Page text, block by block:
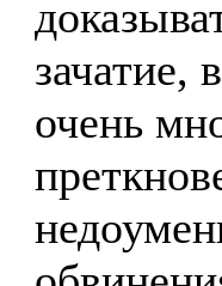
зачатие,
очень